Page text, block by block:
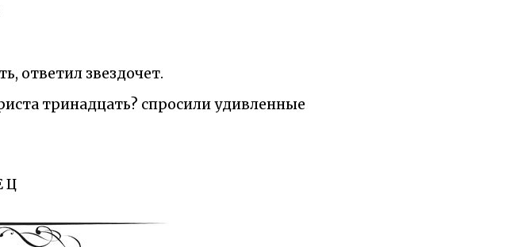
ответил звездочет.
тринадцать? спросили удивленные
Ц